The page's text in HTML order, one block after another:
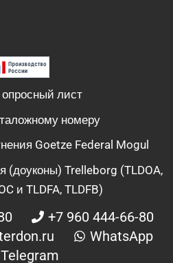
опросный лист
номеру
Goetze Federal Mogul
(доуконы) Trelleborg (TLDOA,
и TLDFA, TLDFB)
+7 960 444-66-80
WhatsApp
Telegram